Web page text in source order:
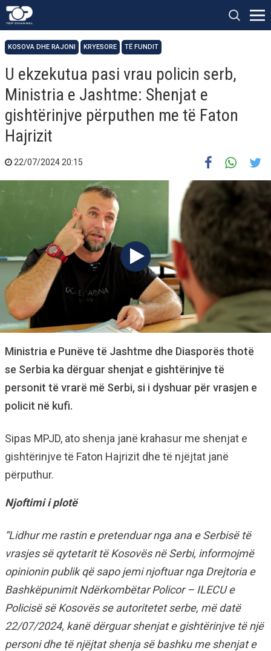
KOSOVA DHE RAJONI KRYESORE TË FUNDIT
U ekzekutua pasi vrau policin serb,
Ministria e Jashtme: Shenjat e
gishtërinjve përputhen me të Faton
Hajrizit
22/07/2024 20:15
Ministria e Punëve të Jashtme dhe Diasporës thotë
se Serbia ka dërguar shenjat e gishtërinjve të
personit të vrarë më Serbi, si i dyshuar për vrasjen e
policit në kufi.
Sipas MPJD, ato shenja janë krahasur me shenjat e
gishtërinjve të Faton Hajrizit dhe të njëjtat janë
përputhur.
Njoftimi i plotë
“Lidhur me rastin e pretenduar nga ana e Serbisë të
vrasjes së qytetarit të Kosovës në Serbi, informojmë
opinionin publik që sapo jemi njoftuar nga Drejtoria e
Bashkëpunimit Ndërkombëtar Policor – ILECU e
Policisë së Kosovës se autoritetet serbe, më datë
22/07/2024, kanë dërguar shenjat e gishtërinjve të një
personi dhe të njëjtat shenja së bashku me shenjat e